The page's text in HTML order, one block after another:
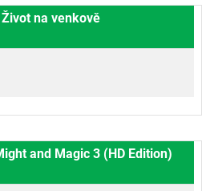
na venkově
and Magic 3 (HD Edition)